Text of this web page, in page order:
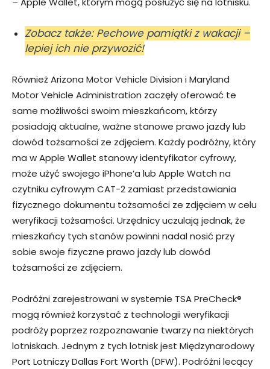
Zobacz także: Pechowe pamiątki z wakacji –
lepiej ich nie przywozić!
Również Arizona Motor Vehicle Division i Maryland
Motor Vehicle Administration zaczęły oferować te
same możliwości swoim mieszkańcom, którzy
posiadają aktualne, ważne stanowe prawo jazdy lub
dowód tożsamości ze zdjęciem. Każdy podróżny, który
ma w Apple Wallet stanowy identyfikator cyfrowy,
może użyć swojego iPhone’a lub Apple Watch na
czytniku cyfrowym CAT-2 zamiast przedstawiania
fizycznego dokumentu tożsamości ze zdjęciem w celu
weryfikacji tożsamości. Urzędnicy uczulają jednak, że
mieszkańcy tych stanów powinni nadal nosić przy
sobie swoje fizyczne prawo jazdy lub dowód
tożsamości ze zdjęciem.
Podróżni zarejestrowani w systemie TSA PreCheck®
mogą również korzystać z technologii weryfikacji
podróży poprzez rozpoznawanie twarzy na niektórych
lotniskach. Jednym z tych lotnisk jest Międzynarodowy
Port Lotniczy Dallas Fort Worth (DFW). Podróżni lecący